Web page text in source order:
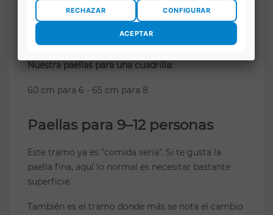
como siempre, asegúrate de que tu fuego cubre
bien el fondo: en este tramo, la distribución del
calor manda.
Nuestra paellas para una cuadrilla:
60 cm para 6 - 65 cm para 8
Paellas para 9–12 personas
Este tramo ya es "comida seria". Si te gusta la
paella fina, aquí lo normal es necesitar bastante
superficie.
También es el tramo donde más se nota el cambio